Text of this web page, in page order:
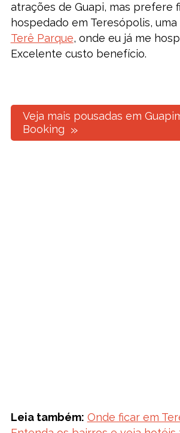
atrações de Guapi, mas prefere
hospedado em Teresópolis, uma
Terê Parque, onde eu já me
Excelente custo benefício.
Veja mais pousadas em
Booking
Leia também: Onde ficar em